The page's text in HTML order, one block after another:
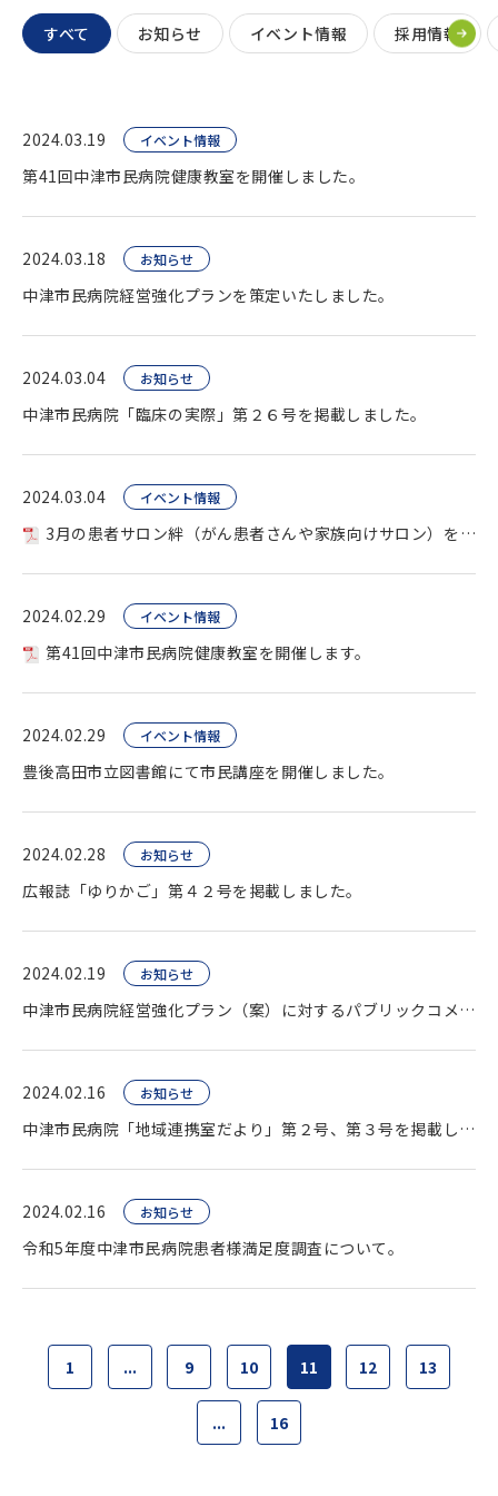
すべて お知らせ イベント情報 採用情報
2024.03.19 イベント情報
第41回中津市民病院健康教室を開催しました。
2024.03.18 お知らせ
中津市民病院経営強化プランを策定いたしました。
2024.03.04 お知らせ
中津市民病院「臨床の実際」第２６号を掲載しました。
2024.03.04 イベント情報
3月の患者サロン絆（がん患者さんや家族向けサロン）を開催します。
2024.02.29 イベント情報
第41回中津市民病院健康教室を開催します。
2024.02.29 イベント情報
豊後高田市立図書館にて市民講座を開催しました。
2024.02.28 お知らせ
広報誌「ゆりかご」第４２号を掲載しました。
2024.02.19 お知らせ
中津市民病院経営強化プラン（案）に対するパブリックコメントの結果の公表。
2024.02.16 お知らせ
中津市民病院「地域連携室だより」第２号、第３号を掲載しました。
2024.02.16 お知らせ
令和5年度中津市民病院患者様満足度調査について。
1 ... 9 10 11 12 13
... 16